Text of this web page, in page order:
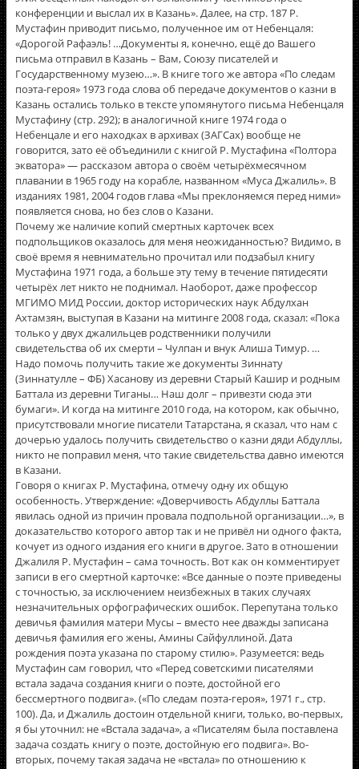
конференции и выслал их в Казань». Далее, на стр. 187 Р.
Мустафин приводит письмо, полученное им от Небенцаля:
«Дорогой Рафаэль! …Документы я, конечно, ещё до Вашего
письма отправил в Казань – Вам, Союзу писателей и
Государственному музею…». В книге того же автора «По следам
поэта-героя» 1973 года слова об передаче документов о казни в
Казань остались только в тексте упомянутого письма Небенцаля
Мустафину (стр. 292); в аналогичной книге 1974 года о
Небенцале и его находках в архивах (ЗАГСах) вообще не
говорится, зато её объединили с книгой Р. Мустафина «Полтора
экватора» — рассказом автора о своём четырёхмесячном
плавании в 1965 году на корабле, названном «Муса Джалиль». В
изданиях 1981, 2004 годов глава «Мы преклоняемся перед ними»
появляется снова, но без слов о Казани.
Почему же наличие копий смертных карточек всех
подпольщиков оказалось для меня неожиданностью? Видимо, в
своё время я невнимательно прочитал или подзабыл книгу
Мустафина 1971 года, а больше эту тему в течение пятидесяти
четырёх лет никто не поднимал. Наоборот, даже профессор
МГИМО МИД России, доктор исторических наук Абдулхан
Ахтамзян, выступая в Казани на митинге 2008 года, сказал: «Пока
только у двух джалильцев родственники получили
свидетельства об их смерти – Чулпан и внук Алиша Тимур. …
Надо помочь получить такие же документы Зиннату
(Зиннатулле – ФБ) Хасанову из деревни Старый Кашир и родным
Баттала из деревни Тиганы… Наш долг – привезти сюда эти
бумаги». И когда на митинге 2010 года, на котором, как обычно,
присутствовали многие писатели Татарстана, я сказал, что нам с
дочерью удалось получить свидетельство о казни дяди Абдуллы,
никто не поправил меня, что такие свидетельства давно имеются
в Казани.
Говоря о книгах Р. Мустафина, отмечу одну их общую
особенность. Утверждение: «Доверчивость Абдуллы Баттала
явилась одной из причин провала подпольной организации…», в
доказательство которого автор так и не привёл ни одного факта,
кочует из одного издания его книги в другое. Зато в отношении
Джалиля Р. Мустафин – сама точность. Вот как он комментирует
записи в его смертной карточке: «Все данные о поэте приведены
с точностью, за исключением неизбежных в таких случаях
незначительных орфографических ошибок. Перепутана только
девичья фамилия матери Мусы – вместо нее дважды записана
девичья фамилия его жены, Амины Сайфуллиной. Дата
рождения поэта указана по старому стилю». Разумеется: ведь
Мустафин сам говорил, что «Перед советскими писателями
встала задача создания книги о поэте, достойной его
бессмертного подвига». («По следам поэта-героя», 1971 г., стр.
100). Да, и Джалиль достоин отдельной книги, только, во-первых,
я бы уточнил: не «Встала задача», а «Писателям была поставлена
задача создать книгу о поэте, достойную его подвига». Во-
вторых, почему такая задача не «встала» по отношению к